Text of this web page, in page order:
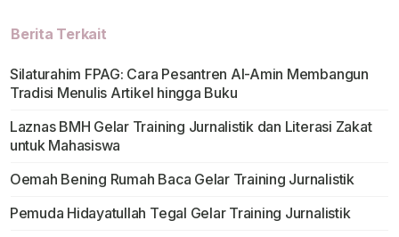
Berita Terkait
Silaturahim FPAG: Cara Pesantren Al-Amin Membangun
Tradisi Menulis Artikel hingga Buku
Laznas BMH Gelar Training Jurnalistik dan Literasi Zakat
untuk Mahasiswa
Oemah Bening Rumah Baca Gelar Training Jurnalistik
Pemuda Hidayatullah Tegal Gelar Training Jurnalistik